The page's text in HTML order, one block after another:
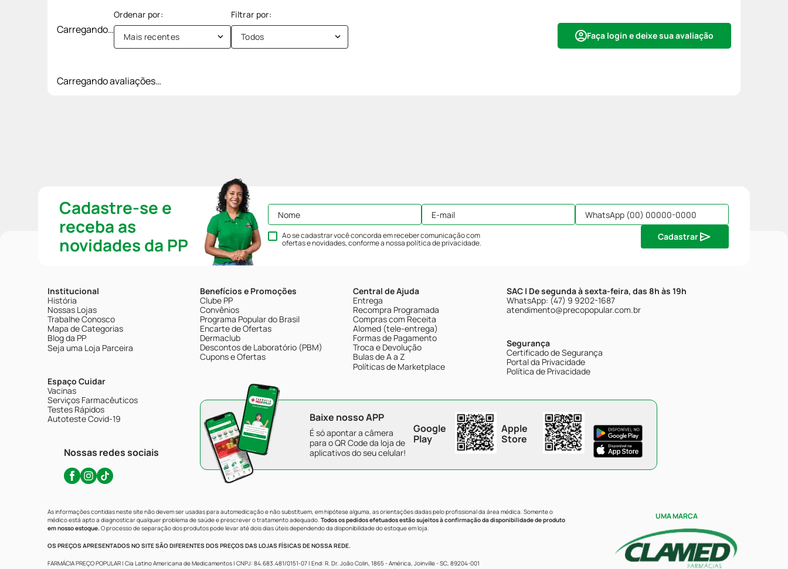
Carregando… Faça login e deixe sua avaliação
Mais recentes Todos
Carregando avaliações…
Cadastre-se e
receba as
novidades da PP
Ao se cadastrar você concorda em receber comunicação com
ofertas e novidades, conforme a nossapolítica de privacidade.
Cadastrar
Institucional
História
Nossas Lojas
Trabalhe Conosco
Mapa de Categorias
Blog da PP
Seja uma Loja Parceira
Espaço Cuidar
Vacinas
Serviços Farmacêuticos
Testes Rápidos
Autoteste Covid-19
Nossas redes sociais
Benefícios e Promoções
Clube PP
Convênios
Programa Popular do Brasil
Encarte de Ofertas
Dermaclub
Descontos de Laboratório (PBM)
Cupons e Ofertas
Central de Ajuda
Entrega
Recompra Programada
Compras com Receita
Alomed (tele-entrega)
Formas de Pagamento
Troca e Devolução
Bulas de A a Z
Políticas de Marketplace
SAC | De segunda à sexta-feira, das 8h às 19h
WhatsApp: (47) 9 9202-1687
atendimento@precopopular.com.br
Segurança
Certificado de Segurança
Portal da Privacidade
Política de Privacidade
Baixe nosso APP
É só apontar a câmera
para o QR Code da loja de
aplicativos do seu celular!
Google
Play
Apple
Store
As informações contidas neste site não devem ser usadas para automedicação e não substituem, em hipótese alguma, as orientações dadas pelo profissional da área médica. Somente o
médico está apto a diagnosticar qualquer problema de saúde e prescrever o tratamento adequado. Todos os pedidos efetuados estão sujeitos à confirmação da disponibilidade de produto
em nosso estoque.O processo de separação dos produtos pode levar até dois dias úteis dependendo da disponibilidade do estoque em loja.
OS PREÇOS APRESENTADOS NO SITE SÃO DIFERENTES DOS PREÇOS DAS LOJAS FÍSICAS DE NOSSA REDE.
FARMÁCIA PREÇO POPULAR | Cia Latino Americana de Medicamentos | CNPJ: 84.683.481/0151-07 | End: R. Dr. João Colin, 1865 - América, Joinville - SC, 89204-001
UMA MARCA